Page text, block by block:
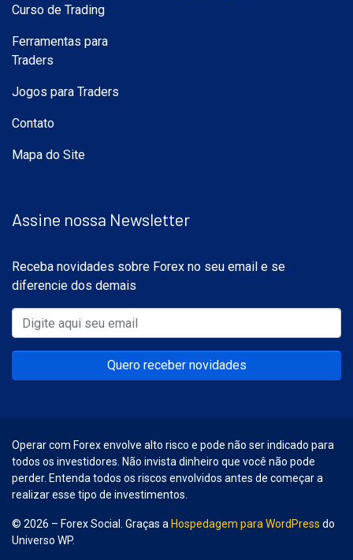
Curso de Trading
Ferramentas para
Traders
Jogos para Traders
Contato
Mapa do Site
Assine nossa Newsletter
Receba novidades sobre Forex no seu email e se
diferencie dos demais
Quero receber novidades
Operar com Forex envolve alto risco e pode não ser indicado para
todos os investidores. Não invista dinheiro que você não pode
perder. Entenda todos os riscos envolvidos antes de começar a
realizar esse tipo de investimentos.
© 2026 – Forex Social. Graças a Hospedagem para WordPress do
Universo WP.